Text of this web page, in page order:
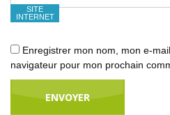
SITE
INTERNET
Enregistrer mon nom, mon e-
navigateur pour mon prochain